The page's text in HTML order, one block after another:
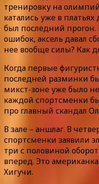
тренировку на
катались уже в
был последний прогон.
ошибок, аксель давал
нее вообще силы? Как
Когда первые
последней разминки
микст-зоне уже было
каждой спортсменки
про главный скандал
В зале – аншлаг. В
спортсменки заявили
три с половиной
вперед. Это
Хигучи.